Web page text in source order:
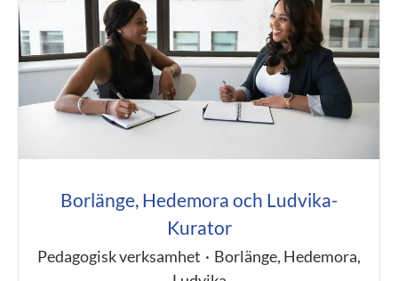
Borlänge, Hedemora och Ludvika-
Kurator
Pedagogisk verksamhet · Borlänge, Hedemora,